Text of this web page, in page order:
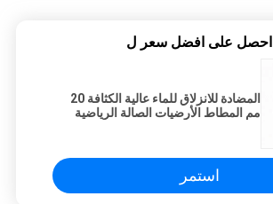
احصل على افضل سعر ل
المضادة للانزلاق للماء عالية الكثافة 20
مم المطاط الأرضيات الصالة الرياضية
استمر